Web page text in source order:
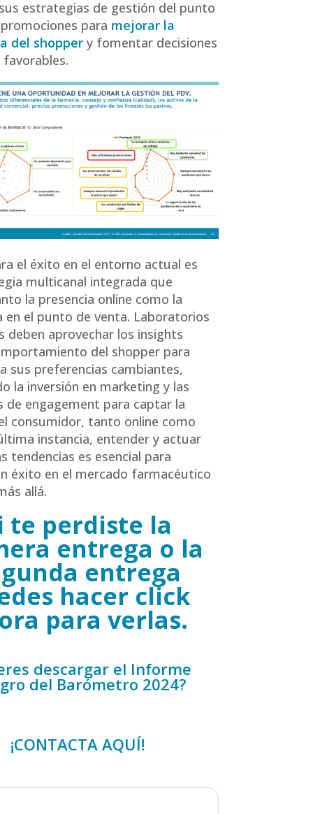
estrategias de gestión del punto
para mejorar la
del shopper y fomentar decisiones
el éxito en el entorno actual es
multicanal integrada que
la presencia online como la
en el punto de venta. Laboratorios
deben aprovechar los insights
del shopper para
sus preferencias cambiantes,
la inversión en marketing y las
de engagement para captar la
consumidor, tanto online como
instancia, entender y actuar
tendencias es esencial para
éxito en el mercado farmacéutico
allá.
te perdiste la
entrega o la
entrega
hacer click
para verlas.
descargar el Informe
del Barómetro 2024?
¡CONTACTA AQUÍ!